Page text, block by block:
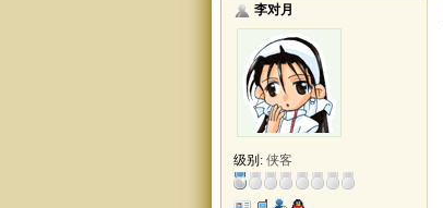
李对月
级别: 侠客